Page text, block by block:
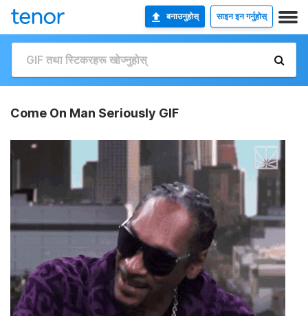
बनाउनुहोस् साइन इन गर्नुहोस्
Come On Man Seriously GIF